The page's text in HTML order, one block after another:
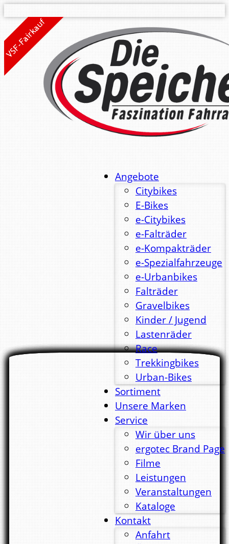
Angebote
Citybikes
E-Bikes
e-Citybikes
e-Falträder
e-Kompakträder
e-Spezialfahrzeuge
e-Urbanbikes
Falträder
Gravelbikes
Kinder / Jugend
Lastenräder
Race
Trekkingbikes
Urban-Bikes
Sortiment
Unsere Marken
Service
Wir über uns
ergotec Brand Page
Filme
Leistungen
Veranstaltungen
Kataloge
Kontakt
Anfahrt